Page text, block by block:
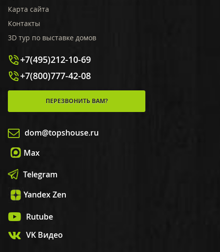
Карта сайта
Контакты
3D тур по выставке домов
+7(495)212-10-69
+7(800)777-42-08
ПЕРЕЗВОНИТЬ ВАМ?
dom@topshouse.ru
Max
Telegram
Yandex Zen
Rutube
VK Видео